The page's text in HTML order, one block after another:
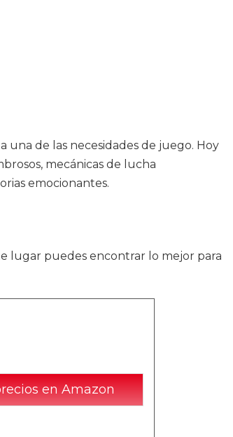
una de las necesidades de juego. Hoy
mecánicas de lucha
emocionantes.
lugar puedes encontrar lo mejor para
en Amazon